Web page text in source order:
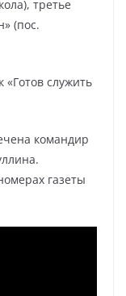
третье
(пос.
служить
командир
газеты